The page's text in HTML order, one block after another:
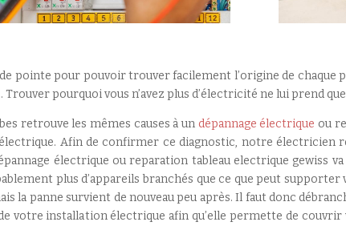
pointe pour pouvoir trouver facilement l’origine de chaque
pourquoi vous n’avez plus d’électricité ne lui prend
retrouve les mêmes causes à un dépannage électrique ou
Afin de confirmer ce diagnostic, notre électricien
électrique ou reparation tableau electrique gewiss
plus d’appareils branchés que ce que peut
la panne survient de nouveau peu après. Il faut donc
votre installation électrique afin qu’elle permette de